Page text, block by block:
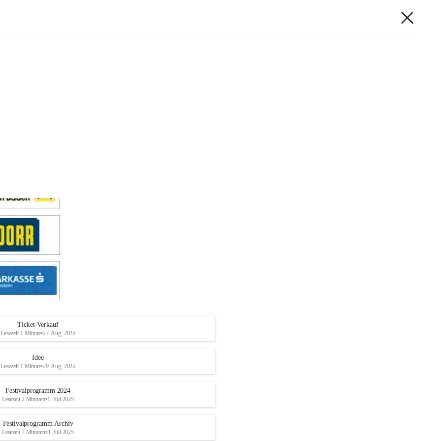
Ticket-Verkauf
Lesezeit 1 Minute•27. Aug. 2025
Idee
Lesezeit 1 Minute•29. Aug. 2025
Festivalprogramm 2024
Lesezeit 2 Minuten•1. Juli 2025
Festivalprogramm Archiv
Lesezeit 7 Minuten•3. Juli 2025